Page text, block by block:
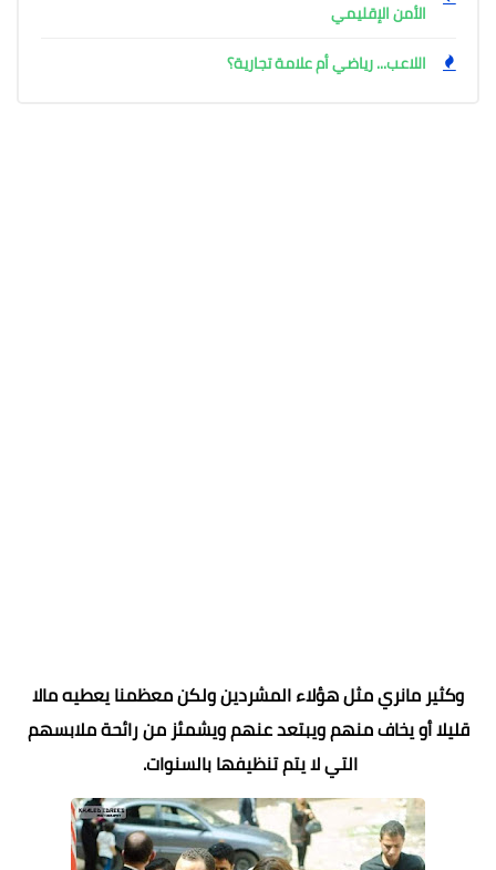
الأمن الإقليمي
اللاعب... رياضي أم علامة تجارية؟
وكثير مانري مثل هؤلاء المشردين ولكن معظمنا يعطيه مالا
قليلا أو يخاف منهم ويبتعد عنهم ويشمئز من رائحة ملابسهم
التي لا يتم تنظيفها بالسنوات.